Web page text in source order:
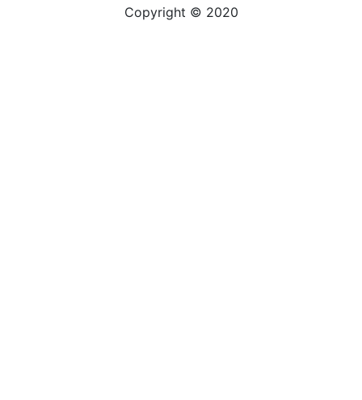
Copyright © 2020